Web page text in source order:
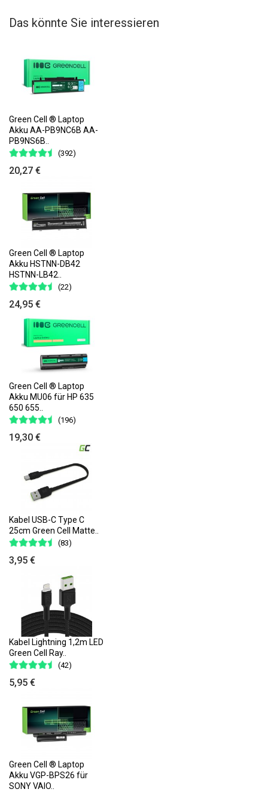
Das könnte Sie interessieren
Green Cell ® Laptop
Akku AA-PB9NC6B AA-
PB9NS6B..
(392)
20,27 €
Green Cell ® Laptop
Akku HSTNN-DB42
HSTNN-LB42..
(22)
24,95 €
Green Cell ® Laptop
Akku MU06 für HP 635
650 655..
(196)
19,30 €
Kabel USB-C Type C
25cm Green Cell Matte..
(83)
3,95 €
Kabel Lightning 1,2m LED
Green Cell Ray..
(42)
5,95 €
Green Cell ® Laptop
Akku VGP-BPS26 für
SONY VAIO..